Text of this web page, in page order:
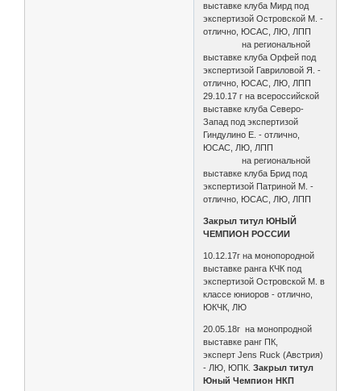
выставке клуба Мирд под
экспертизой Островской М. -
отлично, ЮСАС, ЛЮ, ЛПП
на региональной
выставке клуба Орфей под
экспертизой Гавриловой Я. -
отлично, ЮСАС, ЛЮ, ЛПП
29.10.17 г на всероссийской
выставке клуба Северо-
Запад под экспертизой
Гиндулино Е. - отлично,
ЮСАС, ЛЮ, ЛПП
на региональной
выставке клуба Брид под
экспертизой Патриной М. -
отлично, ЮСАС, ЛЮ, ЛПП
Закрыл титул ЮНЫЙ
ЧЕМПИОН РОССИИ
10.12.17г на монопородной
выставке ранга КЧК под
экспертизой Островской М. в
классе юниоров - отлично,
ЮКЧК, ЛЮ
20.05.18г на монопродной
выставке ранг ПК,
эксперт Jens Ruck (Австрия)
- ЛЮ, ЮПК.Закрыл титул
Юный Чемпион НКП